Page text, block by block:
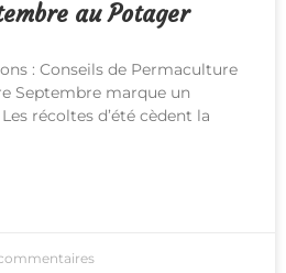
au Potager
: Conseils de Permaculture
Septembre marque un
récoltes d’été cèdent la